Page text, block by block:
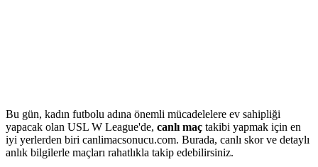
Bu gün, kadın futbolu adına önemli mücadelelere ev sahipliği
yapacak olan USL W League'de, canlı maç takibi yapmak için en
iyi yerlerden biri canlimacsonucu.com. Burada, canlı skor ve detaylı
anlık bilgilerle maçları rahatlıkla takip edebilirsiniz.